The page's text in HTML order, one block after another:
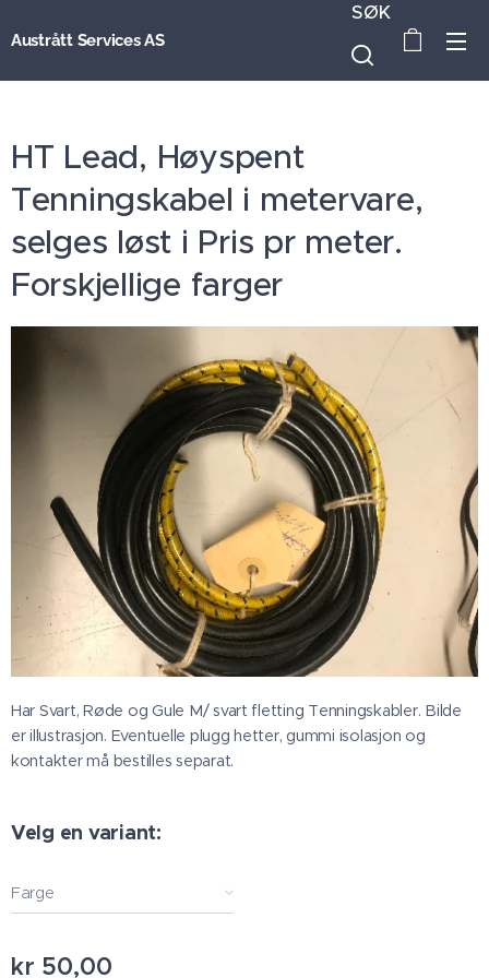
Austrått Services AS
SØK
HT Lead, Høyspent
Tenningskabel i metervare,
selges løst i Pris pr meter.
Forskjellige farger
Har Svart, Røde og Gule M/ svart fletting Tenningskabler. Bilde
er illustrasjon. Eventuelle plugg hetter, gummi isolasjon og
kontakter må bestilles separat.
Velg en variant:
Farge
kr 50,00